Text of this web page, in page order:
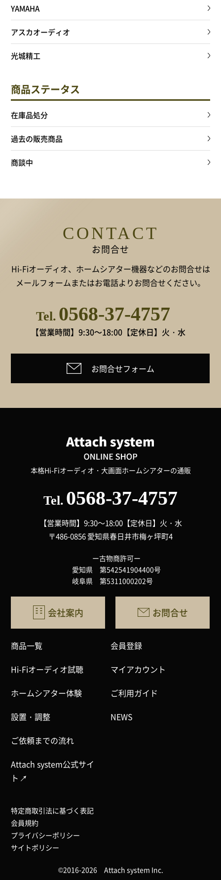
YAMAHA
アスカオーディオ
光城精工
商品ステータス
在庫品処分
過去の販売商品
商談中
CONTACT
お問合せ
Hi-Fiオーディオ、ホームシアター機器などのお問合せは
メールフォームまたはお電話よりお問合せください。
Tel. 0568-37-4757
【営業時間】9:30～18:00【定休日】火・水
お問合せフォーム
本格Hi-Fiオーディオ・大画面ホームシアターの通販
Tel. 0568-37-4757
【営業時間】9:30～18:00【定休日】火・水
〒486-0856 愛知県春日井市梅ヶ坪町4
ー古物商許可ー
愛知県 第542541904400号
岐阜県 第5311000202号
会社案内 お問合せ
商品一覧
Hi-Fiオーディオ試聴
ホームシアター体験
設置・調整
ご依頼までの流れ
Attach system公式サイ
ト
会員登録
マイアカウント
ご利用ガイド
NEWS
特定商取引法に基づく表記
会員規約
プライバシーポリシー
サイトポリシー
©2016-2026 Attach system Inc.